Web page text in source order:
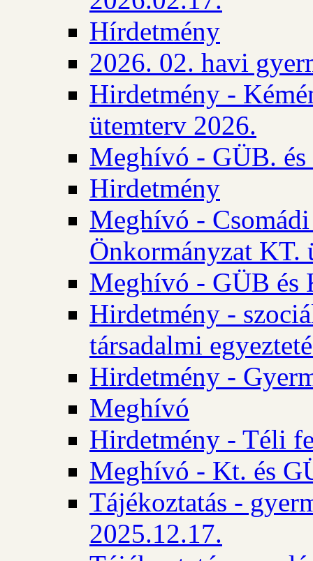
Hírdetmény
2026. 02. havi
Hirdetmény -
ütemterv 2026.
Meghívó - GÜB.
Hirdetmény
Meghívó -
Önkormányzat KT.
Meghívó - GÜB és
Hirdetmény -
társadalmi
Hirdetmény -
Meghívó
Hirdetmény - Téli
Meghívó - Kt. és
Tájékoztatás -
2025.12.17.